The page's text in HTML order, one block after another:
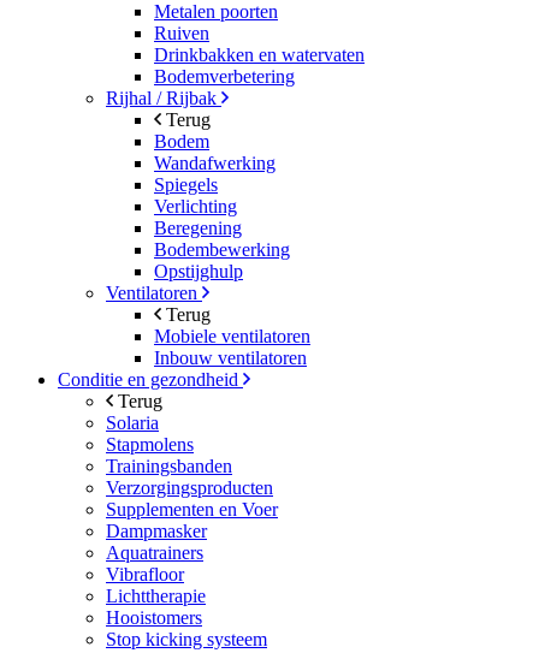
Metalen poorten
Ruiven
Drinkbakken en watervaten
Bodemverbetering
Rijhal / Rijbak
Terug
Bodem
Wandafwerking
Spiegels
Verlichting
Beregening
Bodembewerking
Opstijghulp
Ventilatoren
Terug
Mobiele ventilatoren
Inbouw ventilatoren
Conditie en gezondheid
Terug
Solaria
Stapmolens
Trainingsbanden
Verzorgingsproducten
Supplementen en Voer
Dampmasker
Aquatrainers
Vibrafloor
Lichttherapie
Hooistomers
Stop kicking systeem